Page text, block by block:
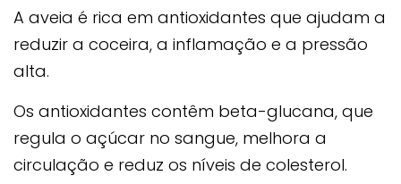
A aveia é rica em antioxidantes que ajudam a
reduzir a coceira, a inflamação e a pressão
alta.
Os antioxidantes contêm beta-glucana, que
regula o açúcar no sangue, melhora a
circulação e reduz os níveis de colesterol.